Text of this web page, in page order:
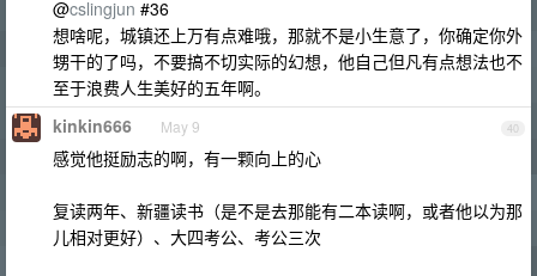
@cslingjun #36
想啥呢，城镇还上万有点难哦，那就不是小生意了，你确定你外
甥干的了吗，不要搞不切实际的幻想，他自己但凡有点想法也不
至于浪费人生美好的五年啊。
40
kinkin666 May 9
感觉他挺励志的啊，有一颗向上的心
复读两年、新疆读书（是不是去那能有二本读啊，或者他以为那
儿相对更好）、大四考公、考公三次